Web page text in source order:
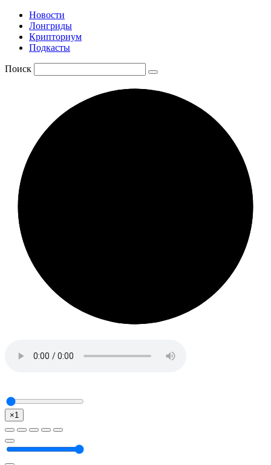
Новости
Лонгриды
Крипториум
Подкасты
Поиск
×1